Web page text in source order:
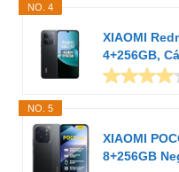
NO. 4
XIAOMI
4+256GB,
NO. 5
XIAOMI
8+256GB